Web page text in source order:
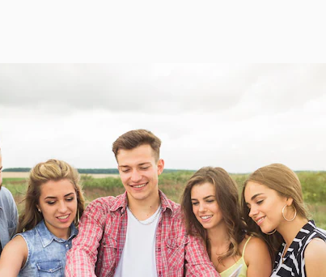
você direcionar
de 1 milhão de
empresas,
Produtos
Spaces
Assistente de IA
Gerador de
imagens
Gerador de vídeos
Texto para voz
Academy
Documentação
Atendimento
Termos e
condições
Política de